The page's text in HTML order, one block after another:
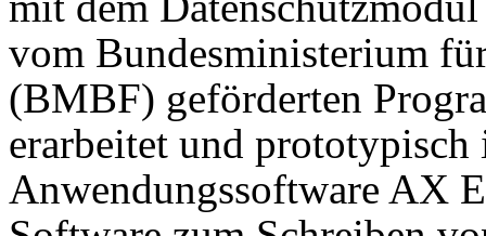
vom Bundesministerium
(BMBF) geförderten
erarbeitet und
Anwendungssoftware AX